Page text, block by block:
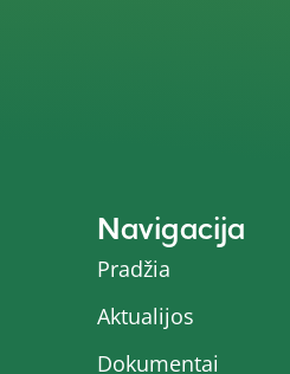
Navigacija
Pradžia
Aktualijos
Dokumentai